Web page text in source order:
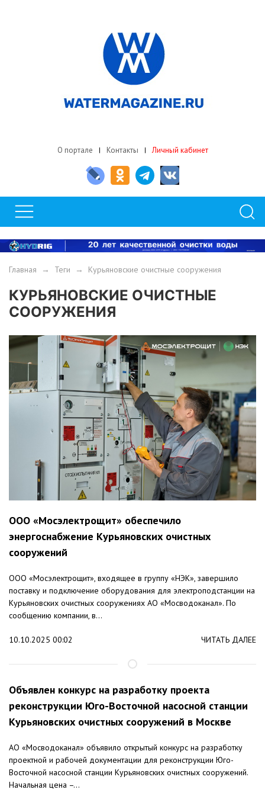
О портале Контакты Личный кабинет
Главная → Теги → Курьяновские очистные сооружения
КУРЬЯНОВСКИЕ ОЧИСТНЫЕ
СООРУЖЕНИЯ
ООО «Мосэлектрощит» обеспечило
энергоснабжение Курьяновских очистных
сооружений
ООО «Мосэлектрощит», входящее в группу «НЭК», завершило
поставку и подключение оборудования для электроподстанции на
Курьяновских очистных сооружениях АО «Мосводоканал». По
сообщению компании, в...
10.10.2025 00:02 ЧИТАТЬ ДАЛЕЕ
Объявлен конкурс на разработку проекта
реконструкции Юго-Восточной насосной станции
Курьяновских очистных сооружений в Москве
АО «Мосводоканал» объявило открытый конкурс на разработку
проектной и рабочей документации для реконструкции Юго-
Восточной насосной станции Курьяновских очистных сооружений.
Начальная цена –...